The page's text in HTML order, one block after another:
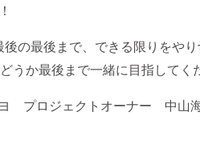
の最後まで、できる限りをや
うか最後まで一緒に目指してく
プロジェクトオーナー 中山